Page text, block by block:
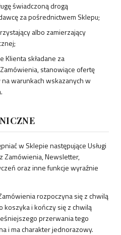
świadczoną drogą
za pośrednictwem Sklepu;
albo zamierzający
Klienta składane za
stanowiące ofertę
warunkach wskazanych w
w Sklepie następujące Usługi
Zamówienia, Newsletter,
oraz inne funkcje wyraźnie
rozpoczyna się z chwilą
koszyka i kończy się z chwilą
przerwania tego
i ma charakter jednorazowy.